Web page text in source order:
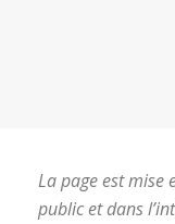
La page est mise
public et dans